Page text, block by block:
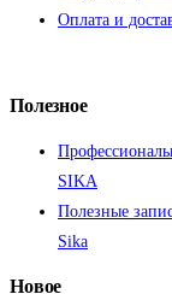
Оплата и
Полезное
SIKA
Полезные
Sika
Новое